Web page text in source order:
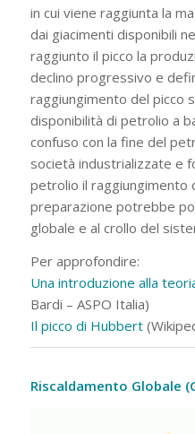
in cui viene raggiunta la
dai giacimenti disponibili
raggiunto il picco la
declino progressivo e
raggiungimento del picco
disponibilità di petrolio a
confuso con la fine del
società industrializzate e
petrolio il raggiungimento
preparazione potrebbe
globale e al crollo del
Per approfondire:
Una introduzione alla
Bardi – ASPO Italia)
Il picco di Hubbert
Riscaldamento Globale